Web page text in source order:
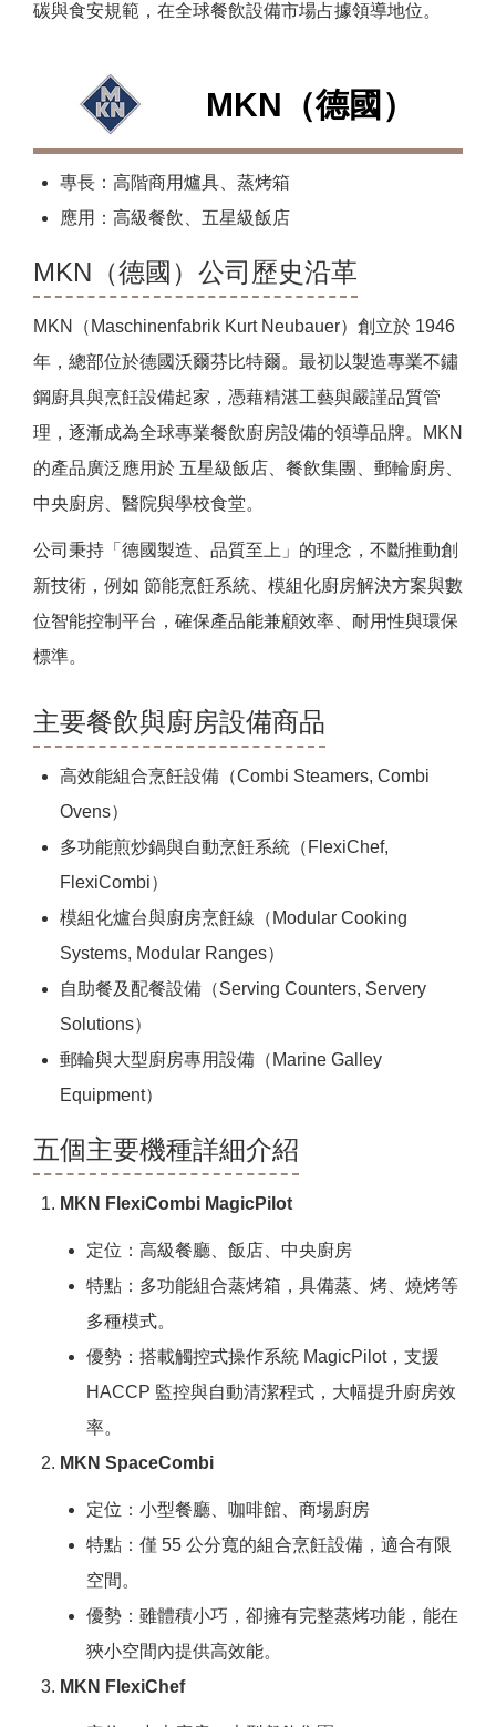
碳與食安規範，在全球餐飲設備市場占據領導地位。
MKN（德國）
專長：高階商用爐具、蒸烤箱
應用：高級餐飲、五星級飯店
MKN（德國）公司歷史沿革
MKN（Maschinenfabrik Kurt Neubauer）創立於 1946
年，總部位於德國沃爾芬比特爾。最初以製造專業不鏽
鋼廚具與烹飪設備起家，憑藉精湛工藝與嚴謹品質管
理，逐漸成為全球專業餐飲廚房設備的領導品牌。MKN
的產品廣泛應用於 五星級飯店、餐飲集團、郵輪廚房、
中央廚房、醫院與學校食堂。
公司秉持「德國製造、品質至上」的理念，不斷推動創
新技術，例如 節能烹飪系統、模組化廚房解決方案與數
位智能控制平台，確保產品能兼顧效率、耐用性與環保
標準。
主要餐飲與廚房設備商品
高效能組合烹飪設備（Combi Steamers, Combi
Ovens）
多功能煎炒鍋與自動烹飪系統（FlexiChef,
FlexiCombi）
模組化爐台與廚房烹飪線（Modular Cooking
Systems, Modular Ranges）
自助餐及配餐設備（Serving Counters, Servery
Solutions）
郵輪與大型廚房專用設備（Marine Galley
Equipment）
五個主要機種詳細介紹
MKN FlexiCombi MagicPilot
定位：高級餐廳、飯店、中央廚房
特點：多功能組合蒸烤箱，具備蒸、烤、燒烤等
多種模式。
優勢：搭載觸控式操作系統 MagicPilot，支援
HACCP 監控與自動清潔程式，大幅提升廚房效
率。
MKN SpaceCombi
定位：小型餐廳、咖啡館、商場廚房
特點：僅 55 公分寬的組合烹飪設備，適合有限
空間。
優勢：雖體積小巧，卻擁有完整蒸烤功能，能在
狹小空間內提供高效能。
MKN FlexiChef